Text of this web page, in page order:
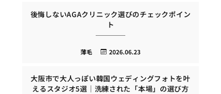
後悔しないAGAクリニック選びのチェックポイン
ト
2026.06.23
薄毛
大阪市で大人っぽい韓国ウェディングフォトを叶
えるスタジオ5選｜洗練された「本場」の選び方